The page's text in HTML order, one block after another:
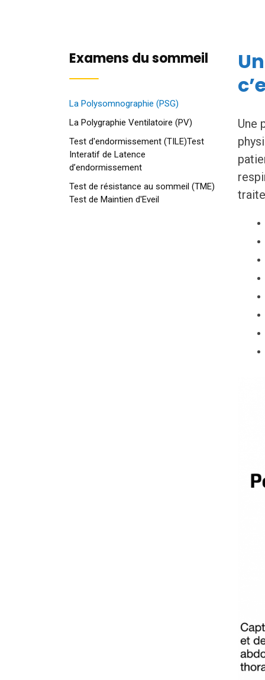
Examens du sommeil
La Polysomnographie (PSG)
La Polygraphie Ventilatoire (PV)
Test d'endormissement (TILE)Test
Interatif de Latence
d’endormissement
Test de résistance au sommeil (TME)
Test de Maintien d'Eveil
Une